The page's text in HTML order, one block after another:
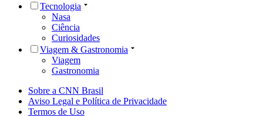
Tecnologia
Nasa
Ciência
Curiosidades
Viagem & Gastronomia
Viagem
Gastronomia
Sobre a CNN Brasil
Aviso Legal e Política de Privacidade
Termos de Uso